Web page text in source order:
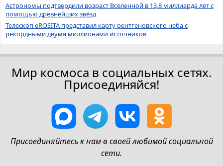
Астрономы подтвердили возраст Вселенной в 13,8 миллиарда лет с
помощью древнейших звёзд
Телескоп eROSITA представил карту рентгеновского неба с
рекордными двумя миллионами источников
Мир космоса в социальных сетях.
Присоединяйся!
Присоединяйтесь к нам в своей любимой социальной
сети.